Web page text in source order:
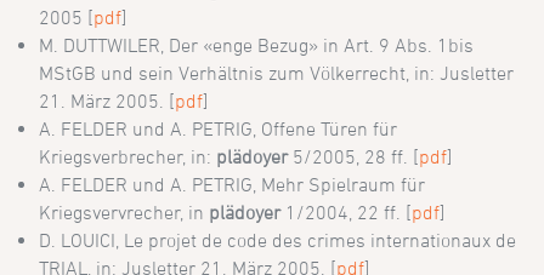
2005 [pdf]
M. DUTTWILER, Der «enge Bezug» in Art. 9 Abs. 1bis
MStGB und sein Verhältnis zum Völkerrecht, in: Jusletter
21. März 2005. [pdf]
A. FELDER und A. PETRIG, Offene Türen für
Kriegsverbrecher, in: plädoyer 5/2005, 28 ff. [pdf]
A. FELDER und A. PETRIG, Mehr Spielraum für
Kriegsvervrecher, in plädoyer 1/2004, 22 ff. [pdf]
D. LOUICI, Le projet de code des crimes internationaux de
TRIAL, in: Jusletter 21. März 2005. [pdf]